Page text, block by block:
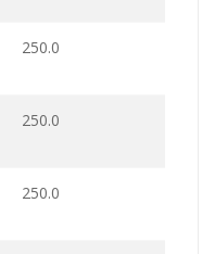
250.0
250.0
250.0